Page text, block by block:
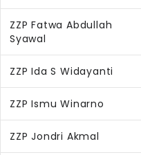
ZZP Fatwa Abdullah
Syawal
ZZP Ida S Widayanti
ZZP Ismu Winarno
ZZP Jondri Akmal